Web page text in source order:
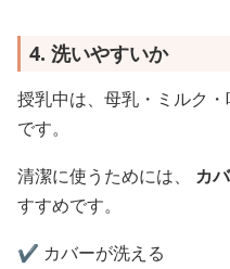
4. 洗いやすいか
授乳中は、母乳・ミルク
です。
清潔に使うためには、 カ
すすめです。
✔️ カバーが洗える